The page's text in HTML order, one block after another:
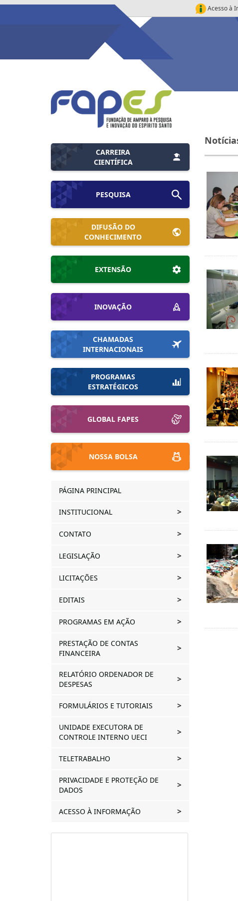
Acesso à
CARREIRA
CIENTÍFICA
PESQUISA
DIFUSÃO DO
CONHECIMENTO
EXTENSÃO
INOVAÇÃO
CHAMADAS
INTERNACIONAIS
PROGRAMAS
ESTRATÉGICOS
GLOBAL FAPES
NOSSA BOLSA
PÁGINA PRINCIPAL
INSTITUCIONAL
CONTATO
LEGISLAÇÃO
LICITAÇÕES
EDITAIS
PROGRAMAS EM AÇÃO
PRESTAÇÃO DE CONTAS
FINANCEIRA
RELATÓRIO ORDENADOR DE
DESPESAS
FORMULÁRIOS E TUTORIAIS
UNIDADE EXECUTORA DE
CONTROLE INTERNO UECI
TELETRABALHO
PRIVACIDADE E PROTEÇÃO DE
DADOS
ACESSO À INFORMAÇÃO